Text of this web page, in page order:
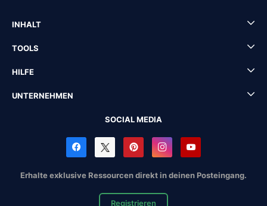
INHALT
TOOLS
HILFE
UNTERNEHMEN
SOCIAL MEDIA
Erhalte exklusive Ressourcen direkt in deinen Posteingang.
Registrieren